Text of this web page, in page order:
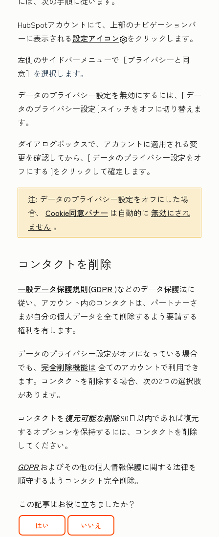
HubSpotアカウントにて、上部のナビゲーションバ
ーに表示される設定アイコン
をクリックします。
左側のサイドバーメニューで［プライバシーと同
意］ を選択します。
データのプライバシー設定を無効にするには、[ デー
タのプライバシー設定 ]スイッチをオフに切り替えま
す。
ダイアログボックスで、アカウントに適用される変
更を確認してから、[ データのプライバシー設定をオ
フにする ]をクリックして確定します。
注: データのプライバシー設定をオフにした場
合、 Cookie同意バナー は自動的に 無効にされ
ません 。
コンタクトを削除
一般データ保護規則(GDPR )などのデータ保護法に
従い、アカウント内のコンタクトは、パートナーさ
まが自分の個人データを全て削除するよう要請する
権利を有します。
データのプライバシー設定がオフになっている場合
でも、 完全削除機能は 全てのアカウントで利用でき
ます。コンタクトを削除する場合、次の2つの選択肢
があります。
コンタクトを 復元可能な削除90日以内であれば復元
するオプションを保持するには、コンタクトを削除
してください。
GDPRおよびその他の個人情報保護に関する法律を
順守するようコンタクト完全削除。
この記事はお役に立ちましたか？
はい いいえ